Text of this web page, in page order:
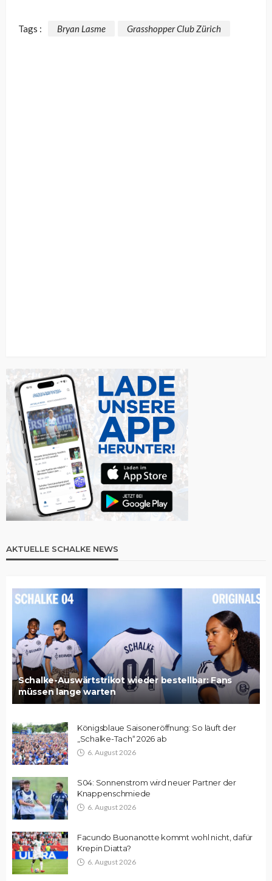
Tags : Bryan Lasme Grasshopper Club Zürich
AKTUELLE SCHALKE NEWS
Schalke-Auswärtstrikot wieder bestellbar: Fans
müssen lange warten
Königsblaue Saisoneröffnung: So läuft der
„Schalke-Tach“ 2026 ab
6. August 2026
S04: Sonnenstrom wird neuer Partner der
Knappenschmiede
6. August 2026
Facundo Buonanotte kommt wohl nicht, dafür
Krepin Diatta?
6. August 2026